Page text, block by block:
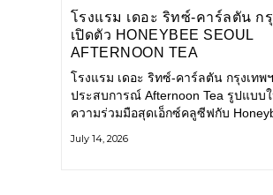
โรงแรม เดอะ ริทซ์-คาร์ลตัน กรุ
เปิดตัว HONEYBEE SEOUL
AFTERNOON TEA
COLLABORATION ณ คาเลโอ
(CALEŌ) ชวนสัมผัสเสน่ห์ของข
หวานร่วมสมัยจากกรุงโซล
โรงแรม เดอะ ริทซ์-คาร์ลตัน กรุงเทพ
ประสบการณ์ Afternoon Tea รูปแบบ
ความร่วมมือสุดเอ็กซ์คลูซีฟกับ
ดังจากกรุงโซล นำโดยเชฟอึนจอง
July 14, 2026